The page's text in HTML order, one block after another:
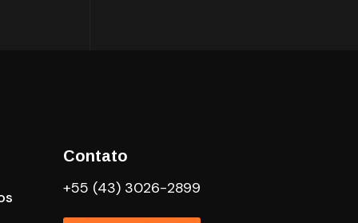
Contato
+55 (43) 3026-2899